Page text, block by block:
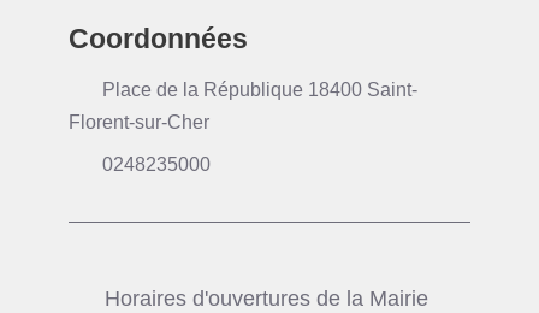
Coordonnées
Place de la République 18400 Saint-
Florent-sur-Cher
0248235000
Horaires d'ouvertures de la Mairie